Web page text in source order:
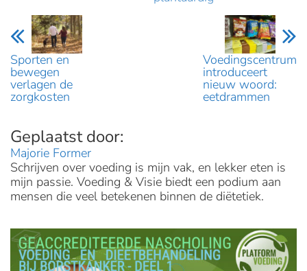
Sporten en
bewegen
verlagen de
zorgkosten
Voedingscentrum
introduceert
nieuw woord:
eetdrammen
Majorie Former
Schrijven over voeding is mijn vak, en lekker eten is
mijn passie. Voeding & Visie biedt een podium aan
mensen die veel betekenen binnen de diëtetiek.